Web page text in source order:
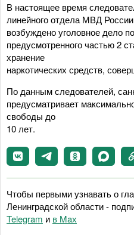
В настоящее время
линейного отдела МВД
возбуждено уголовное дело
предусмотренного частью 2
хранение
наркотических средств,
По данным следователей,
предусматривает
свободы до
10 лет.
Чтобы первыми узнавать о
Ленинградской области -
Telegram и в Maх